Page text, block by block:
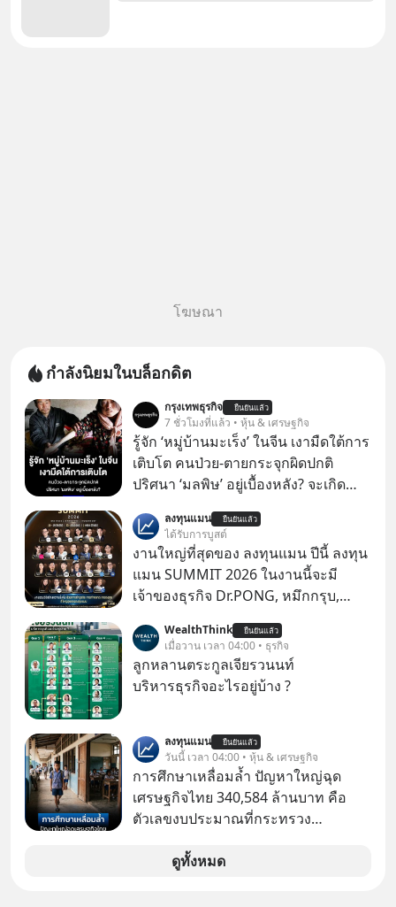
โฆษณา
กำลังนิยมในบล็อกดิต
กรุงเทพธุรกิจ ยืนยันแล้ว
7 ชั่วโมงที่แล้ว • หุ้น & เศรษฐกิจ
รู้จัก ‘หมู่บ้านมะเร็ง’ ในจีน เงามืดใต้การ
เติบโต คนป่วย-ตายกระจุกผิดปกติ
ปริศนา ‘มลพิษ’ อยู่เบื้องหลัง? จะเกิด
“มะเร็ง” ไม่ได้เกิดขึ้นกับคนเพียงหนึ่ง
หรือสองคน แต่กลับพบผู้ป่วยและผู้เสีย
ชีวิตกระจุกตัวอยู่ในชุมชนเดียวกัน บ้าน
หลังแล้วหลังเล่าต้องเผชิญกับโรคร้าย
จนชาวบ้านเริ่มตั้งคำถามว่า สิ่งที่พวก
เขากิน ดื่ม และหายใจอยู่ทุกวัน กำลัง
ทำให้พวกเขาป่วยหรือไม่?
ลงทุนแมน ยืนยันแล้ว
ได้รับการบูสต์
งานใหญ่ที่สุดของ ลงทุนแมน ปีนี้ ลงทุน
แมน SUMMIT 2026 ในงานนี้จะมี
เจ้าของธุรกิจ Dr.PONG, หมึกกรุบ,
Fastwork, MizuMi, KARMART, อิชิตัน
มาแชร์ความรู้การสร้างธุรกิจ
WealthThink ยืนยันแล้ว
เมื่อวาน เวลา 04:00 • ธุรกิจ
ลูกหลานตระกูลเจียรวนนท์
บริหารธุรกิจอะไรอยู่บ้าง ?
ลงทุนแมน ยืนยันแล้ว
วันนี้ เวลา 04:00 • หุ้น & เศรษฐกิจ
การศึกษาเหลื่อมล้ำ ปัญหาใหญ่ฉุด
เศรษฐกิจไทย 340,584 ล้านบาท คือ
ตัวเลขงบประมาณที่กระทรวง
รายจ่ายประจำปี 2568 ซึ่งมากที่สุดเป็น
ดูทั้งหมด